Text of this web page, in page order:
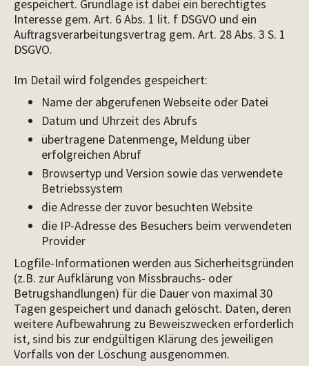
gespeichert. Grundlage ist dabei ein berechtigtes
Interesse gem. Art. 6 Abs. 1 lit. f DSGVO und ein
Auftragsverarbeitungsvertrag gem. Art. 28 Abs. 3 S. 1
DSGVO.
Im Detail wird folgendes gespeichert:
Name der abgerufenen Webseite oder Datei
Datum und Uhrzeit des Abrufs
übertragene Datenmenge, Meldung über
erfolgreichen Abruf
Browsertyp und Version sowie das verwendete
Betriebssystem
die Adresse der zuvor besuchten Website
die IP-Adresse des Besuchers beim verwendeten
Provider
Logfile-Informationen werden aus Sicherheitsgründen
(z.B. zur Aufklärung von Missbrauchs- oder
Betrugshandlungen) für die Dauer von maximal 30
Tagen gespeichert und danach gelöscht. Daten, deren
weitere Aufbewahrung zu Beweiszwecken erforderlich
ist, sind bis zur endgültigen Klärung des jeweiligen
Vorfalls von der Löschung ausgenommen.